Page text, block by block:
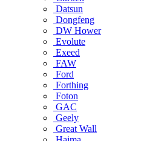
Datsun
Dongfeng
DW Hower
Evolute
Exeed
FAW
Ford
Forthing
Foton
GAC
Geely
Great Wall